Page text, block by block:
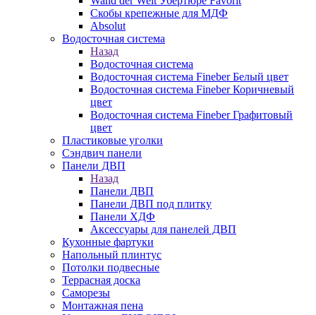
Скобы крепежные для МДФ
Absolut
Водосточная система
Назад
Водосточная система
Водосточная система Fineber Белый цвет
Водосточная система Fineber Коричневый
цвет
Водосточная система Fineber Графитовый
цвет
Пластиковые уголки
Сэндвич панели
Панели ДВП
Назад
Панели ДВП
Панели ДВП под плитку
Панели ХДФ
Аксессуары для панелей ДВП
Кухонные фартуки
Напольный плинтус
Потолки подвесные
Террасная доска
Саморезы
Монтажная пена